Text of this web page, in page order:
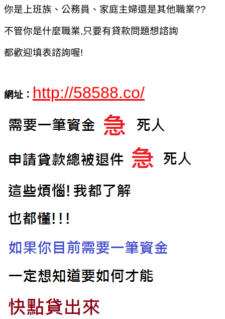
你是上班族、公務員、家庭主婦還是其他職業??
不管你是什麼職業,只要有貸款問題想諮詢
都歡迎填表諮詢喔!
網址： http://58588.co/